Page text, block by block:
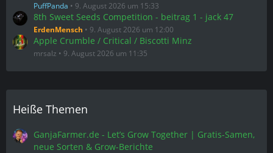
PuffPanda 9. August 2026 um 15:33
8th Sweet Seeds Competition - beitrag 1 - jack 47
ErdenMensch 9. August 2026 um 12:00
Apple Crumble / Critical / Biscotti Minz
mrsalz 9. August 2026 um 11:35
Heiße Themen
GanjaFarmer.de - Let’s Grow Together | Gratis-Samen,
neue Sorten & Grow-Berichte